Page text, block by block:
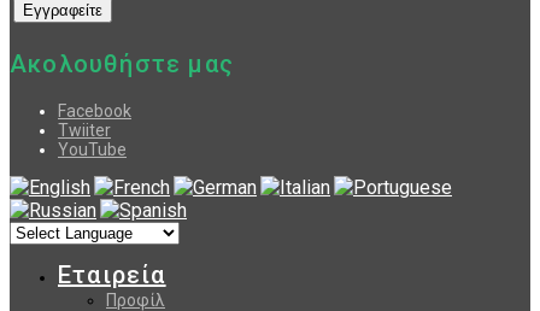
Ακολουθήστε μας
Facebook
Twiiter
YouTube
Εταιρεία
Προφίλ